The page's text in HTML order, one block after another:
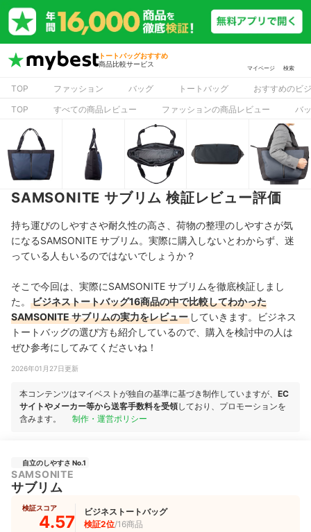
トートバッグおすすめ
商品比較サービス
マイページ 検索
TOP ファッション バッグ トートバッグ
おすすめのビ
TOP
すべての商品レビュー ファッションの商品レビュー バ
SAMSONITE サブリム 検証レビュー評価
持ち運びのしやすさや耐久性の高さ、荷物の整理のしやすさが気
になるSAMSONITE サブリム。実際に購入しないとわからず、迷
っている人もいるのではないでしょうか？
そこで今回は、実際にSAMSONITE サブリムを徹底検証しまし
た。
ビジネストートバッグ16商品の中で比較してわかった
SAMSONITE サブリムの実力をレビュー していきます。ビジネス
トートバッグの選び方も紹介しているので、購入を検討中の人は
ぜひ参考にしてみてくださいね！
2026年01月27日更新
本コンテンツはマイベストが独自の基準に基づき制作していますが、 EC
サイトやメーカー等から送客手数料を受領しており、プロモーションを
含みます。
制作・運営ポリシー
自立のしやすさ No.1
SAMSONITE
サブリム
検証スコア
4.57
ビジネストートバッグ
検証2位/16商品